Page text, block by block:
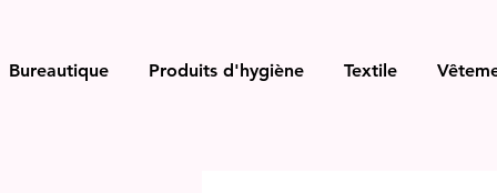
Bureautique Produits d'hygiène Textile